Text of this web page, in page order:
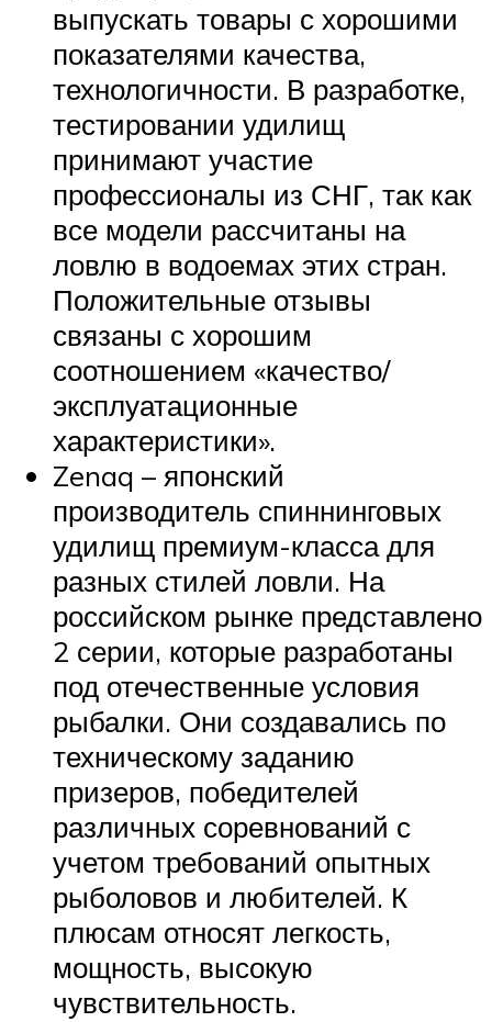
выпускать товары с хорошими
показателями качества,
технологичности. В разработке,
тестировании удилищ
принимают участие
профессионалы из СНГ, так как
все модели рассчитаны на
ловлю в водоемах этих стран.
Положительные отзывы
связаны с хорошим
соотношением «качество/
эксплуатационные
характеристики».
Zenaq – японский
производитель спиннинговых
удилищ премиум-класса для
разных стилей ловли. На
российском рынке представлено
2 серии, которые разработаны
под отечественные условия
рыбалки. Они создавались по
техническому заданию
призеров, победителей
различных соревнований с
учетом требований опытных
рыболовов и любителей. К
плюсам относят легкость,
мощность, высокую
чувствительность.